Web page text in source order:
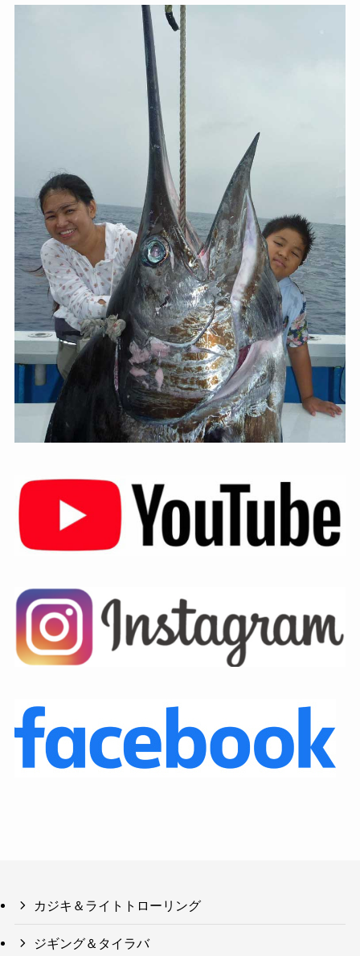
カジキ＆ライトトローリング
ジギング＆タイラバ